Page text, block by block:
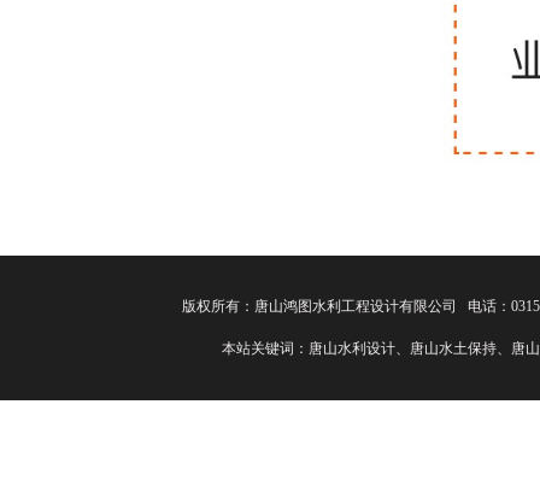
版权所有：唐山鸿图水利工程设计有限公司 电话：
本站关键词：唐山水利设计、唐山水土保持、唐